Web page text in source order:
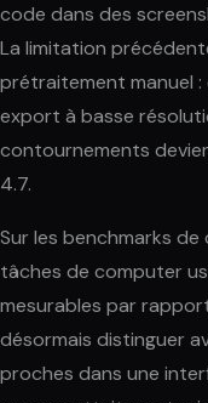
code dans des
La limitation
prétraitement manuel :
export à basse
contournements
4.7.
Sur les benchmarks
tâches de computer
mesurables par
désormais distinguer
proches dans une